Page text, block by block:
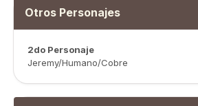
Otros Personajes
2do Personaje
Jeremy/Humano/Cobre